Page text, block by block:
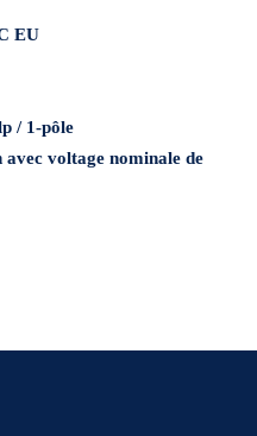
EU
/ 1-pôle
voltage nominale de